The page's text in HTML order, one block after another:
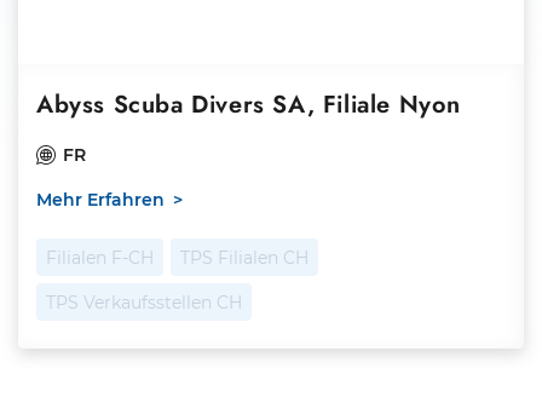
Abyss Scuba Divers SA, Filiale Nyon
FR
Mehr Erfahren
Filialen F-CH TPS Filialen CH
TPS Verkaufsstellen CH